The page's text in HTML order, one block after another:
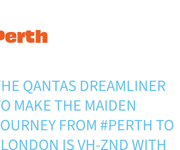
QANTAS DREAMLINER
MAKE THE MAIDEN
FROM#PERTH TO
IS VH-ZND WITH